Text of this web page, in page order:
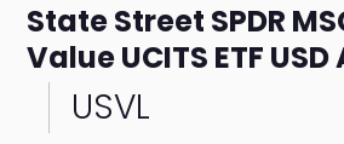
State Street SPDR
Value UCITS ETF USD
USVL